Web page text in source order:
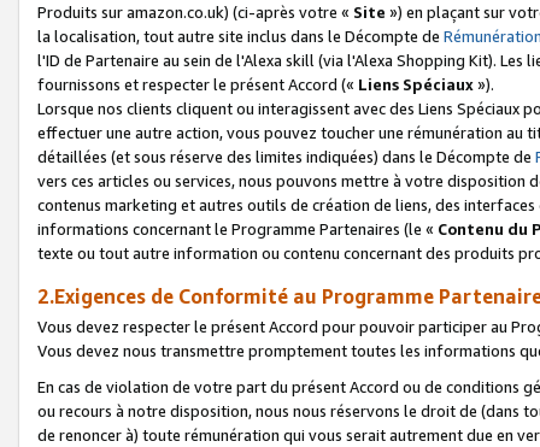
Produits sur amazon.co.uk) (ci-après votre « Site ») en plaçant sur
la localisation, tout autre site inclus dans le Décompte de
l'ID de Partenaire au sein de l'Alexa skill (via l'Alexa Shopping Kit).
fournissons et respecter le présent Accord (« Liens Spéciaux»).
Lorsque nos clients cliquent ou interagissent avec des Liens Spéciaux
effectuer une autre action, vous pouvez toucher une rémunération
détaillées (et sous réserve des limites indiquées) dans le Décompte de
vers ces articles ou services, nous pouvons mettre à votre disposition
contenus marketing et autres outils de création de liens, des
informations concernant le Programme Partenaires (le « Contenu du
texte ou tout autre information ou contenu concernant des produits
2.Exigences de Conformité au Programme
Vous devez respecter le présent Accord pour pouvoir participer au
Vous devez nous transmettre promptement toutes les informations
En cas de violation de votre part du présent Accord ou de conditions
ou recours à notre disposition, nous nous réservons le droit de (dans
de renoncer à) toute rémunération qui vous serait autrement due en